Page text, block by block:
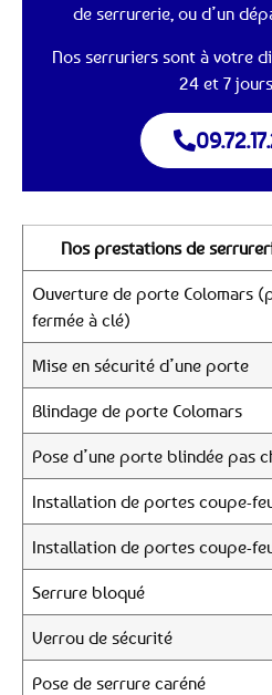
de serrurerie, ou d’un
Nos serruriers sont à votre
24 et 7
Nos prestations de
Ouverture de porte Colomars
fermée à clé)
Mise en sécurité d’une porte
Blindage de porte Colomars
Pose d’une porte blindée pas
Installation de portes coupe-
Installation de portes coupe-
Serrure bloqué
Verrou de sécurité
Pose de serrure caréné